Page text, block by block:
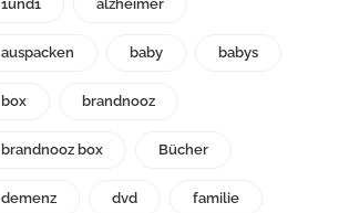
1und1 alzheimer
auspacken baby babys
box brandnooz
brandnooz box Bücher
demenz dvd familie